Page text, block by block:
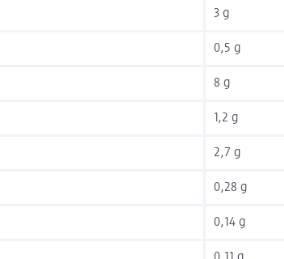
3 g
0,5 g
8 g
1,2 g
2,7 g
0,28 g
0,14 g